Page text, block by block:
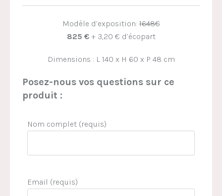
Modèle d’exposition:1648€
825 €+ 3,20 € d’écopart
Dimensions : L 140 x H 60 x P 48 cm
Posez-nous vos questions sur ce
produit :
Nom complet (requis)
Email (requis)